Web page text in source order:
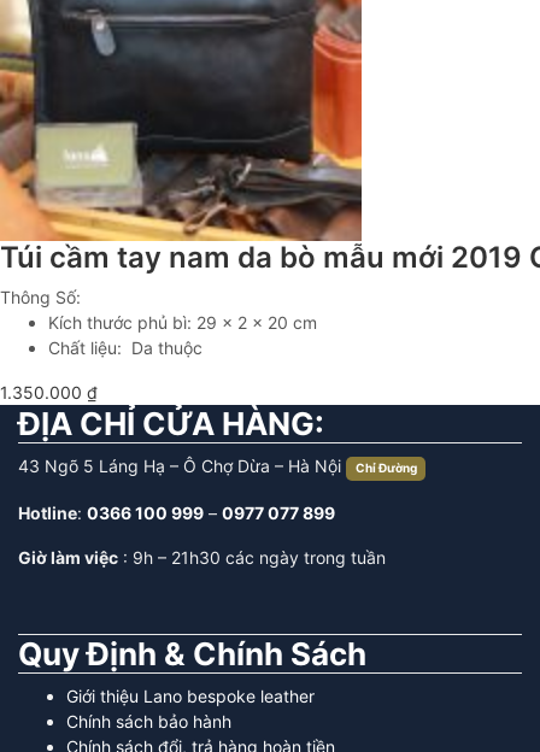
Túi cầm tay nam da bò mẫu mới 2019
Thông Số:
Kích thước phủ bì: 29 x 2 x 20 cm
Chất liệu: Da thuộc
1.350.000 ₫
ĐỊA CHỈ CỬA HÀNG:
43 Ngõ 5 Láng Hạ – Ô Chợ Dừa – Hà Nội Chỉ Đường
Hotline: 0366 100 999 – 0977 077 899
Giờ làm việc : 9h – 21h30 các ngày trong tuần
Quy Định & Chính Sách
Giới thiệu Lano bespoke leather
Chính sách bảo hành
Chính sách đổi, trả hàng hoàn tiền